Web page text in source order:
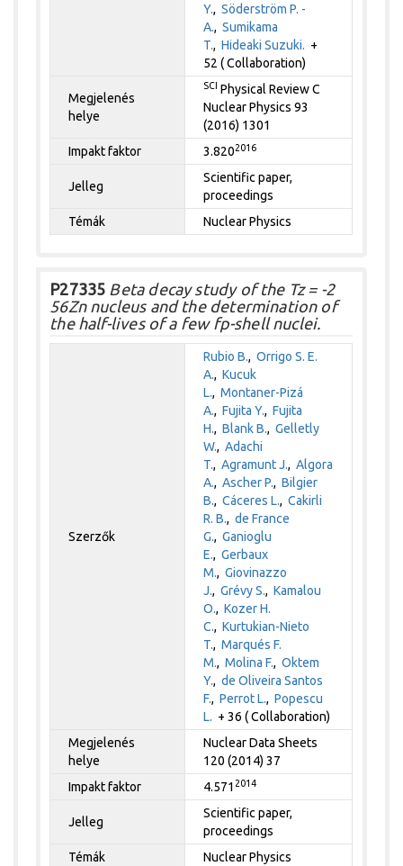
Y.,Söderström P. -
A.,Sumikama
T.,Hideaki Suzuki. +
52 ( Collaboration)
Megjelenés
helye
SCI Physical Review C
Nuclear Physics 93
(2016) 1301
Impakt faktor
3.8202016
Jelleg
Scientific paper,
proceedings
Témák
Nuclear Physics
P27335 Beta decay study of the Tz = -2
56Zn nucleus and the determination of
the half-lives of a few fp-shell nuclei.
Szerzők
Rubio B.,Orrigo S. E.
A.,Kucuk
L.,Montaner-Pizá
A.,Fujita Y.,Fujita
H.,Blank B.,Gelletly
W.,Adachi
T.,Agramunt J.,Algora
A.,Ascher P.,Bilgier
B.,Cáceres L.,Cakirli
R. B.,de France
G.,Ganioglu
E.,Gerbaux
M.,Giovinazzo
J.,Grévy S.,Kamalou
O.,Kozer H.
C.,Kurtukian-Nieto
T.,Marqués F.
M.,Molina F.,Oktem
Y.,de Oliveira Santos
F.,Perrot L.,Popescu
L. + 36 ( Collaboration)
Megjelenés
helye
Nuclear Data Sheets
120 (2014) 37
Impakt faktor
4.571 2014
Jelleg
Scientific paper,
proceedings
Témák
Nuclear Physics